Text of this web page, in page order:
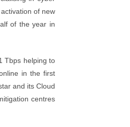
of new
of the year in
Tbps helping to
in the first
and its Cloud
centres